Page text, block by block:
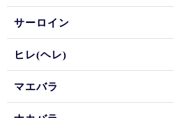
サーロイン
ヒレ(ヘレ)
マエバラ